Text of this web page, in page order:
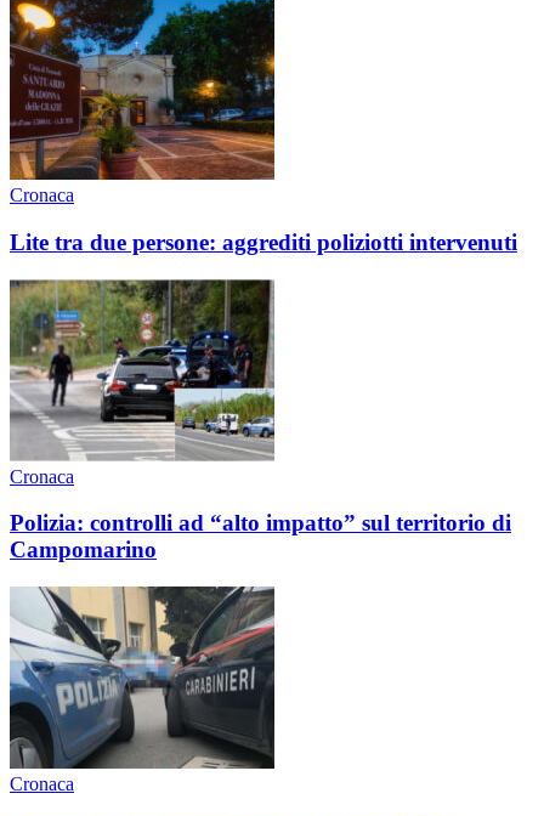
Cronaca
Lite tra due persone: aggrediti poliziotti intervenuti
Cronaca
Polizia: controlli ad “alto impatto” sul territorio di
Campomarino
Cronaca